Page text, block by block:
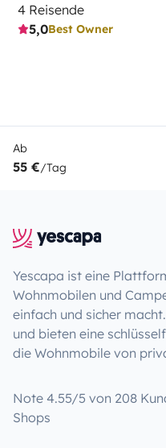
4 Reisende
5,0Best Owner
Ab
55 €/Tag
Yescapa ist eine
Wohnmobilen und
einfach und sicher
und bieten eine
die Wohnmobile von
Note 4.55/5 von 208
Shops